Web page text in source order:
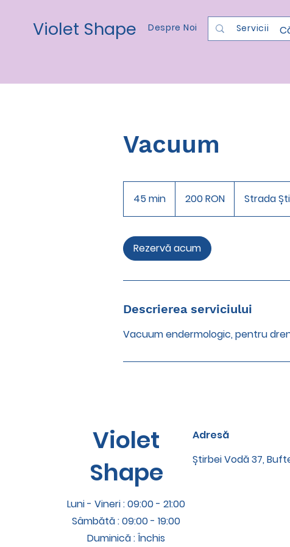
Violet Shape Despre Noi Servicii
Vacuum
45 min
5
i
n
200 RON Strada
Rezervă acum
Descrierea serviciului
Vacuum endermologic, pentru
Violet
Shape
Luni - Vineri : 09:00 - 21:00
Sâmbătă : 09:00 - 19:00
Duminică : Închis
Adresă
Știrbei Vodă 37,